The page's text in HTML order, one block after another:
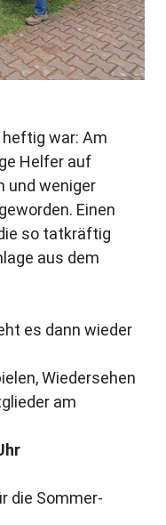
war: Am
Helfer auf
und weniger
Einen
so tatkräftig
aus dem
es dann wieder
Wiedersehen
am
die Sommer-